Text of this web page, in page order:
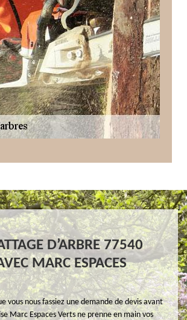
D’ARBRE 77540
MARC ESPACES
vous nous fassiez une demande de devis avant
Marc Espaces Verts ne prenne en main vos